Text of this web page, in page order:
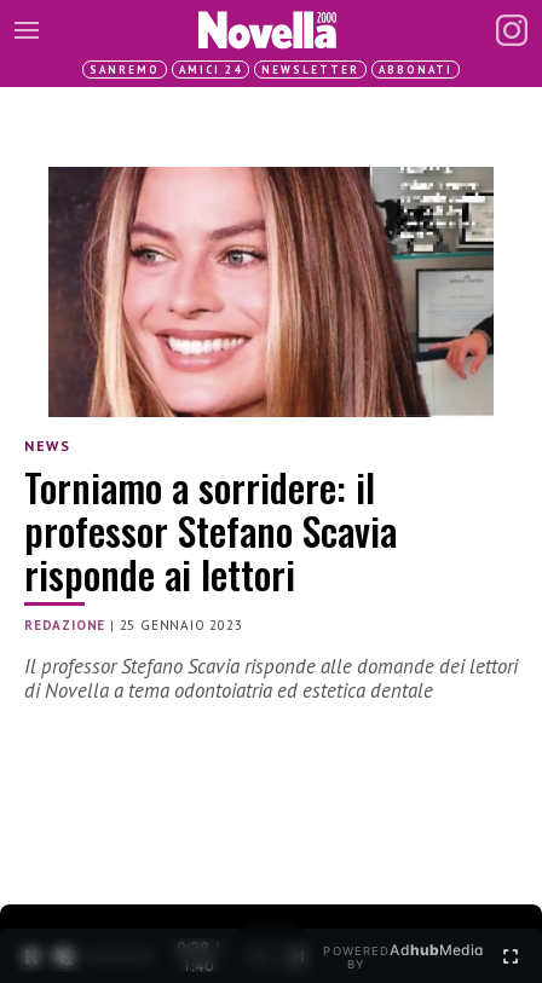
SANREMO AMICI 24 NEWSLETTER ABBONATI
NEWS
Torniamo a sorridere: il
professor Stefano Scavia
risponde ai lettori
REDAZIONE | 25 GENNAIO 2023
Il professor Stefano Scavia risponde alle domande dei lettori
di Novella a tema odontoiatria ed estetica dentale
0:30 /
1:40
POWERED
BY
AdhubMedia